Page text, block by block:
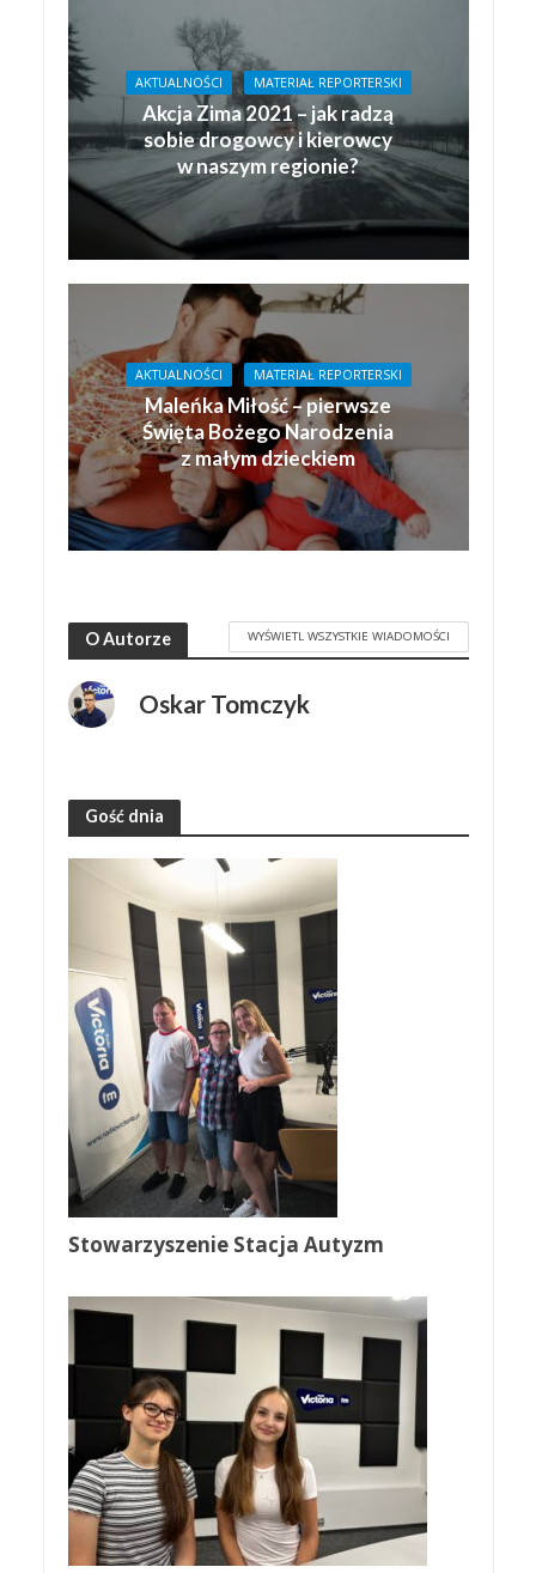
AKTUALNOŚCI MATERIAŁ REPORTERSKI
Akcja Zima 2021 – jak radzą
sobie drogowcy i kierowcy
w naszym regionie?
AKTUALNOŚCI MATERIAŁ REPORTERSKI
Maleńka Miłość – pierwsze
Święta Bożego Narodzenia
z małym dzieckiem
O Autorze WYŚWIETL WSZYSTKIE WIADOMOŚCI
Oskar Tomczyk
Gość dnia
Stowarzyszenie Stacja Autyzm